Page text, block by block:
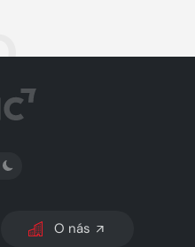
PŘEPNOUT SVĚTLÝ/TMAVÝ REŽIM
O nás